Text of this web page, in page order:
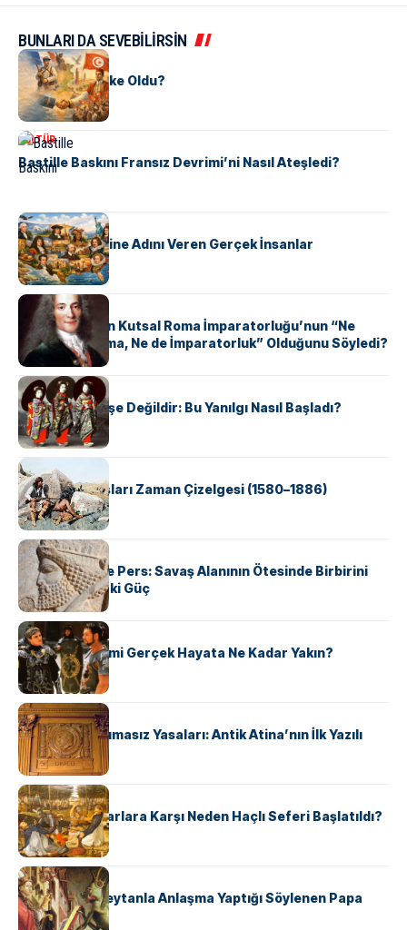
BUNLARI DA SEVEBİLİRSİN
KÜLTÜR
Tunus Nasıl Ülke Oldu?
KÜLTÜR
Bastille Baskını Fransız Devrimi’ni Nasıl Ateşledi?
KÜLTÜR
ABD Eyaletlerine Adını Veren Gerçek İnsanlar
KÜLTÜR
Voltaire Neden Kutsal Roma İmparatorluğu’nun “Ne
Kutsal, Ne Roma, Ne de İmparatorluk” Olduğunu Söyledi?
KÜLTÜR
Geyşalar Fahişe Değildir: Bu Yanılgı Nasıl Başladı?
KÜLTÜR
Apache Savaşları Zaman Çizelgesi (1580–1886)
KÜLTÜR
Antik Yunan ve Pers: Savaş Alanının Ötesinde Birbirini
Şekillendiren İki Güç
KÜLTÜR
‘Gladiator’ Filmi Gerçek Hayata Ne Kadar Yakın?
KÜLTÜR
Draco’nun Acımasız Yasaları: Antik Atina’nın İlk Yazılı
Hukuk Kodu
KÜLTÜR
Avrupalı ​​Katharlara Karşı Neden Haçlı Seferi Başlatıldı?
KÜLTÜR
II. Silvester: Şeytanla Anlaşma Yaptığı Söylenen Papa